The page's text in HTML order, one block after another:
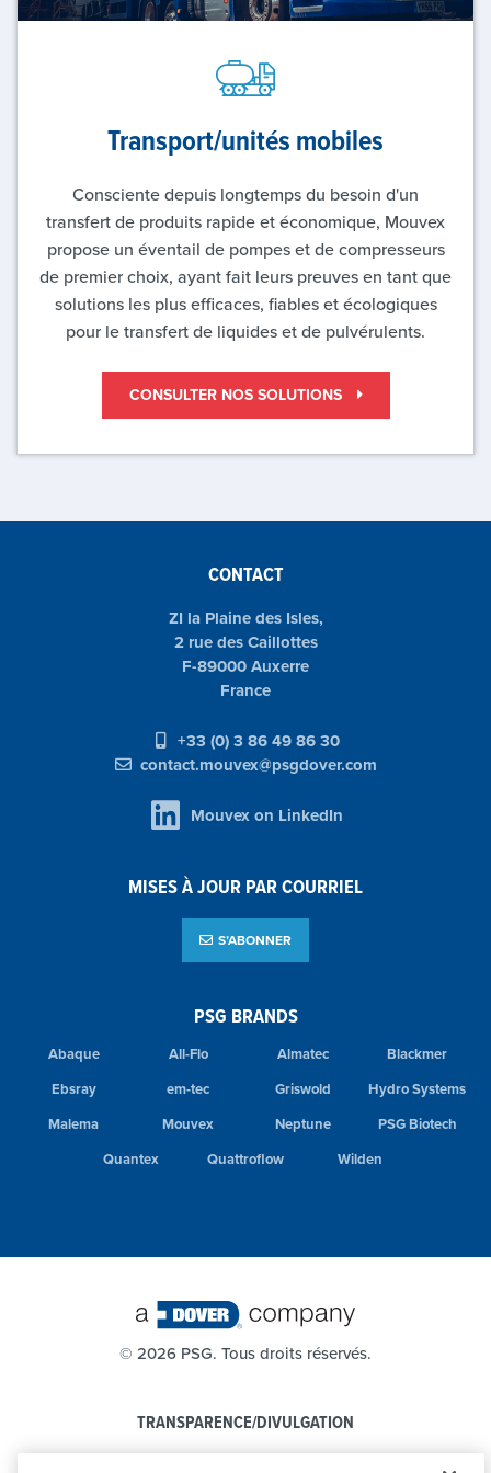
Transport/unités mobiles
Consciente depuis longtemps du besoin d'un
transfert de produits rapide et économique, Mouvex
propose un éventail de pompes et de compresseurs
de premier choix, ayant fait leurs preuves en tant que
solutions les plus efficaces, fiables et écologiques
pour le transfert de liquides et de pulvérulents.
CONSULTER NOS SOLUTIONS
PSG BRANDS
Abaque All-Flo Almatec
Blackmer
Ebsray
em-tec Griswold
Hydro Systems
Malema
Mouvex Neptune
PSG Biotech
Quantex
Quattroflow Wilden
CONTACT
ZI la Plaine des Isles,
2 rue des Caillottes
F-89000 Auxerre
France
+33 (0) 3 86 49 86 30
contact.mouvex@psgdover.com
Mouvex on LinkedIn
MISES À JOUR PAR COURRIEL
S’ABONNER
© 2026 PSG. Tous droits réservés.
TRANSPARENCE/DIVULGATION